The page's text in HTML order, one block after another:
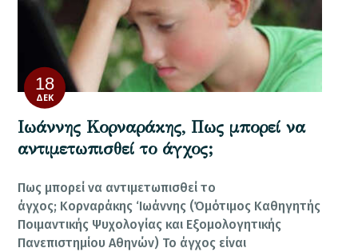
18
ΔΕΚ
Ιωάννης Κορναράκης, Πως μπορεί να
αντιμετωπισθεί το άγχος;
Πως μπορεί να αντιμετωπισθεί το
άγχος; Κορναράκης ‘Ιωάννης (Όμότιμος Καθηγητής
Ποιμαντικής Ψυχολογίας και Εξομολογητικής
Πανεπιστημίου Αθηνών) Το άγχος είναι